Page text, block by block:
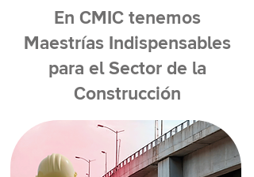
En CMIC tenemos
Maestrías Indispensables
para el Sector de la
Construcción